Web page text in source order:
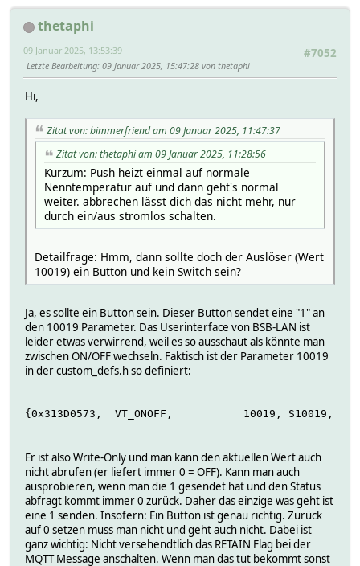
thetaphi
#7052
09 Januar 2025, 13:53:39
Letzte Bearbeitung: 09 Januar 2025, 15:47:28 von thetaphi
Hi,
Zitat von: bimmerfriend am 09 Januar 2025, 11:47:37
Zitat von: thetaphi am 09 Januar 2025, 11:28:56
Kurzum: Push heizt einmal auf normale
Nenntemperatur auf und dann geht's normal
weiter. abbrechen lässt dich das nicht mehr, nur
durch ein/aus stromlos schalten.
Detailfrage: Hmm, dann sollte doch der Auslöser (Wert
10019) ein Button und kein Switch sein?
Ja, es sollte ein Button sein. Dieser Button sendet eine "1" an
den 10019 Parameter. Das Userinterface von BSB-LAN ist
leider etwas verwirrend, weil es so ausschaut als könnte man
zwischen ON/OFF wechseln. Faktisch ist der Parameter 10019
in der custom_defs.h so definiert:
{0x313D0573,  VT_ONOFF,           10019, S10019,
Er ist also Write-Only und man kann den aktuellen Wert auch
nicht abrufen (er liefert immer 0 = OFF). Kann man auch
ausprobieren, wenn man die 1 gesendet hat und den Status
abfragt kommt immer 0 zurück. Daher das einzige was geht ist
eine 1 senden. Insofern: Ein Button ist genau richtig. Zurück
auf 0 setzen muss man nicht und geht auch nicht. Dabei ist
ganz wichtig: Nicht versehendtlich das RETAIN Flag bei der
MQTT Message anschalten. Wenn man das tut bekommt sonst